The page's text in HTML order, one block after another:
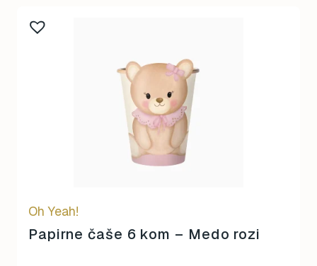
Oh Yeah!
Papirne čaše 6 kom – Medo rozi